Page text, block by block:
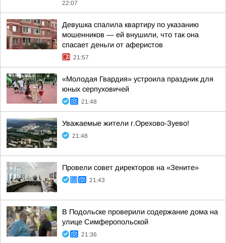
22:07
Девушка спалила квартиру по указанию
мошенников — ей внушили, что так она
спасает деньги от аферистов
21:57
«Молодая Гвардия» устроила праздник для
юных серпуховичей
21:48
Уважаемые жители г.Орехово-Зуево!
21:48
Провели совет директоров на «Зените»
21:43
В Подольске проверили содержание дома на
улице Симферопольской
21:36